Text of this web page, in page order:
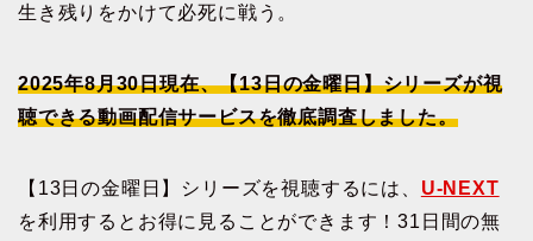
生き残りをかけて必死に戦う。
2025年8月30日現在、【13日の金曜日】シリーズが視
聴できる動画配信サービスを徹底調査しました。
【13日の金曜日】シリーズを視聴するには、 U-NEXT
を利用するとお得に見ることができます！31日間の無